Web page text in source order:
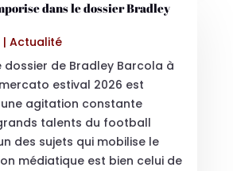
dans le dossier Bradley
| Actualité
dossier de Bradley Barcola à
estival 2026 est
agitation constante
talents du football
des sujets qui mobilise le
médiatique est bien celui de